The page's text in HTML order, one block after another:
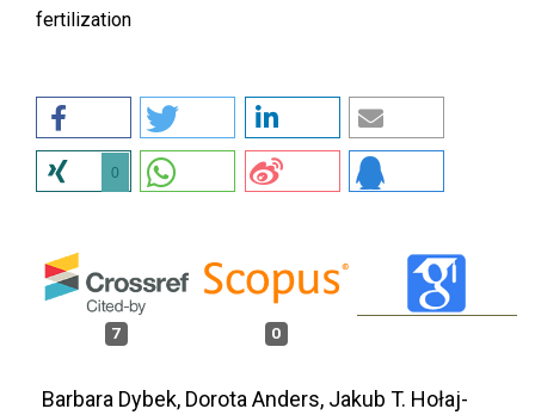
fertilization
0
7 0
Barbara Dybek, Dorota Anders, Jakub T. Hołaj-